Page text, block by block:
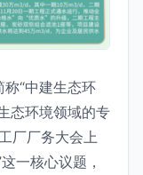
“中建生态环
态环境领域的专
厂厂务大会上
一核心议题，